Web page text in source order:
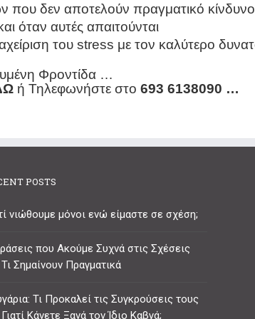
που δεν αποτελούν πραγματικό κίνδυνο
όταν αυτές απαιτούνται
του stress με τον καλύτερο
Φροντίδα …
ή Τηλεφωνήστε στο 693 6138090 …
POSTS
νιώθουμε μόνοι ενώ είμαστε σε σχέση;
που Ακούμε Συχνά στις Σχέσεις
Τι Σημαίνουν Πραγματικά
Τι Προκαλεί τις Συγκρούσεις τους
Γιατί Κάνετε Ξανά τον Ίδιο Καβγά;